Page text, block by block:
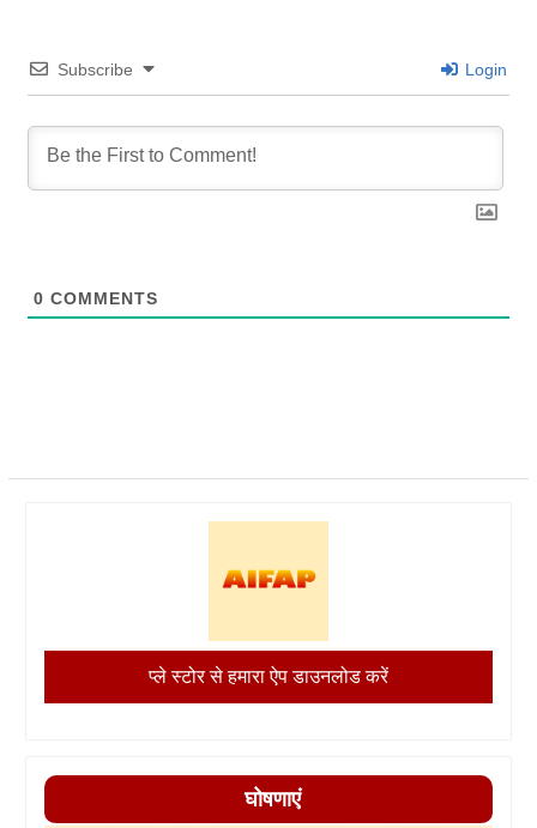
Subscribe Login
0 COMMENTS
प्ले स्टोर से हमारा ऐप डाउनलोड करें
घोषणाएं